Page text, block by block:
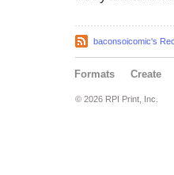
baconsoicomic's
Formats Create
© 2026 RPI Print, Inc.